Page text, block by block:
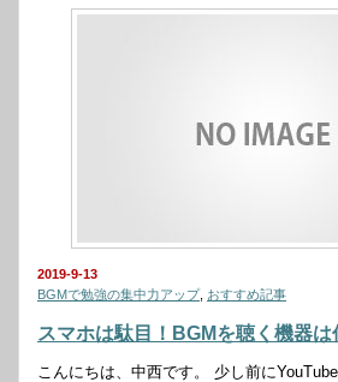
2019-9-13
BGMで勉強の集中力アップ, おすすめ記事
スマホは駄目！BGMを聴く機器は
こんにちは、中西です。 少し前に